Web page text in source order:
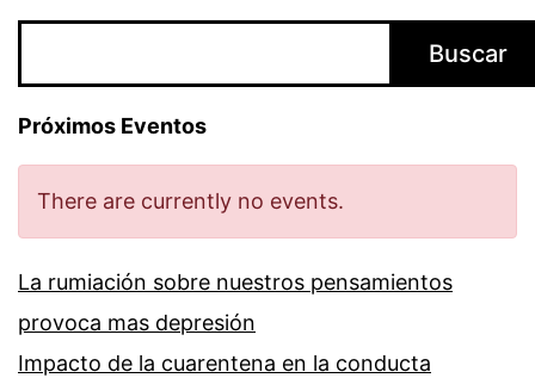
Buscar
Próximos Eventos
There are currently no events.
La rumiación sobre nuestros pensamientos
provoca mas depresión
Impacto de la cuarentena en la conducta